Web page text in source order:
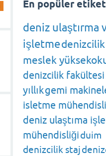
En popüler
deniz ulaştırma
işletmedenizcilik
meslek
denizcilik fakültesi
yıllıkgemi
isletme
deniz ulaştıma
mühendisliğiduim
denizcilik staj